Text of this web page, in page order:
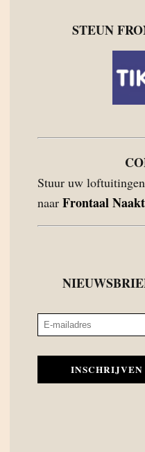
STEUN
Stuur uw
naar Frontaal Naakt
INSCHRIJVEN